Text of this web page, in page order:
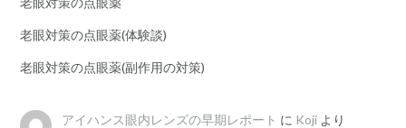
老眼対策の点眼薬(体験談)
老眼対策の点眼薬(副作用の対策)
アイハンス眼内レンズの早期レポート に Kojiより